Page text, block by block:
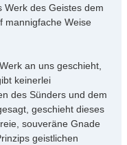
Werk des Geistes dem
mannigfache Weise
an uns geschieht,
keinerlei
des Sünders und dem
geschieht dieses
souveräne Gnade
geistlichen